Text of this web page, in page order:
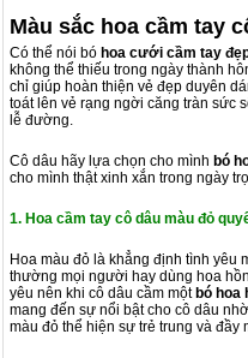
Màu sắc hoa cầm tay
Có thể nói bó hoa cưới cầm tay
không thể thiếu trong ngày thành
chỉ giúp hoàn thiện vẻ đẹp duyên
toát lên vẻ rạng ngời căng tràn sức
lễ đường.
Cô dâu hãy lựa chọn cho mình bó
cho mình thật xinh xắn trong ngày
1. Hoa cầm tay cô dâu màu đỏ
Hoa màu đỏ là khẳng định tình yêu
thường mọi người hay dùng hoa
yêu nên khi cô dâu cầm một bó hoa
mang đến sự nổi bật cho cô dâu
màu đỏ thể hiện sự trẻ trung và đầy